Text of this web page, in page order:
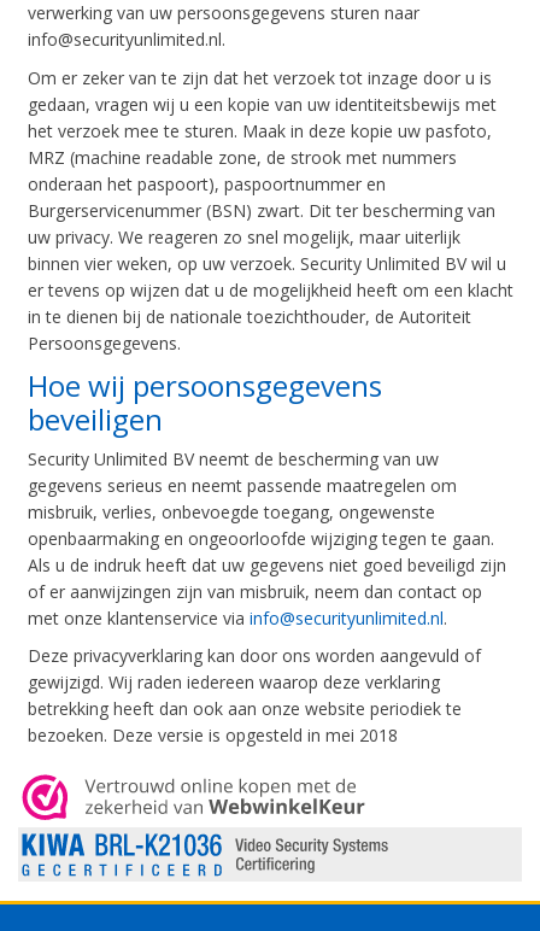
verwerking van uw persoonsgegevens sturen naar
info@securityunlimited.nl.
Om er zeker van te zijn dat het verzoek tot inzage door u is
gedaan, vragen wij u een kopie van uw identiteitsbewijs met
het verzoek mee te sturen. Maak in deze kopie uw pasfoto,
MRZ (machine readable zone, de strook met nummers
onderaan het paspoort), paspoortnummer en
Burgerservicenummer (BSN) zwart. Dit ter bescherming van
uw privacy. We reageren zo snel mogelijk, maar uiterlijk
binnen vier weken, op uw verzoek. Security Unlimited BV wil u
er tevens op wijzen dat u de mogelijkheid heeft om een klacht
in te dienen bij de nationale toezichthouder, de Autoriteit
Persoonsgegevens.
Hoe wij persoonsgegevens
beveiligen
Security Unlimited BV neemt de bescherming van uw
gegevens serieus en neemt passende maatregelen om
misbruik, verlies, onbevoegde toegang, ongewenste
openbaarmaking en ongeoorloofde wijziging tegen te gaan.
Als u de indruk heeft dat uw gegevens niet goed beveiligd zijn
of er aanwijzingen zijn van misbruik, neem dan contact op
met onze klantenservice via info@securityunlimited.nl.
Deze privacyverklaring kan door ons worden aangevuld of
gewijzigd. Wij raden iedereen waarop deze verklaring
betrekking heeft dan ook aan onze website periodiek te
bezoeken. Deze versie is opgesteld in mei 2018